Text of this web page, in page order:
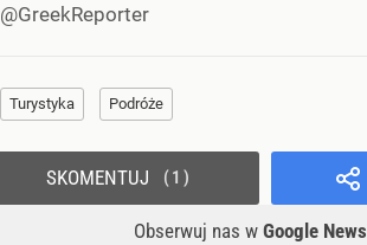
@GreekReporter
Turystyka Podróże
Obserwuj nas w Google News
SKOMENTUJ 1